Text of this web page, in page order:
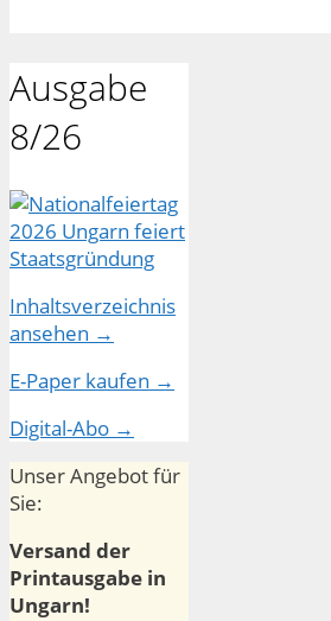
Ausgabe
8/26
Inhaltsverzeichnis
ansehen →
E-Paper kaufen →
Digital-Abo →
Unser Angebot für
Sie:
Versand der
Printausgabe in
Ungarn!